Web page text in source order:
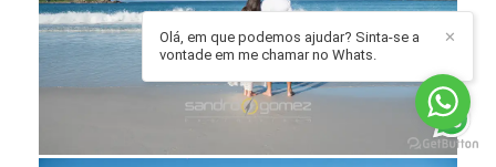
✕
Olá, em que podemos ajudar? Sinta-se a
vontade em me chamar no Whats.